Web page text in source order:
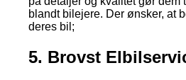
blandt bilejere. Der ønsker, at
deres bil;
5. Brovst